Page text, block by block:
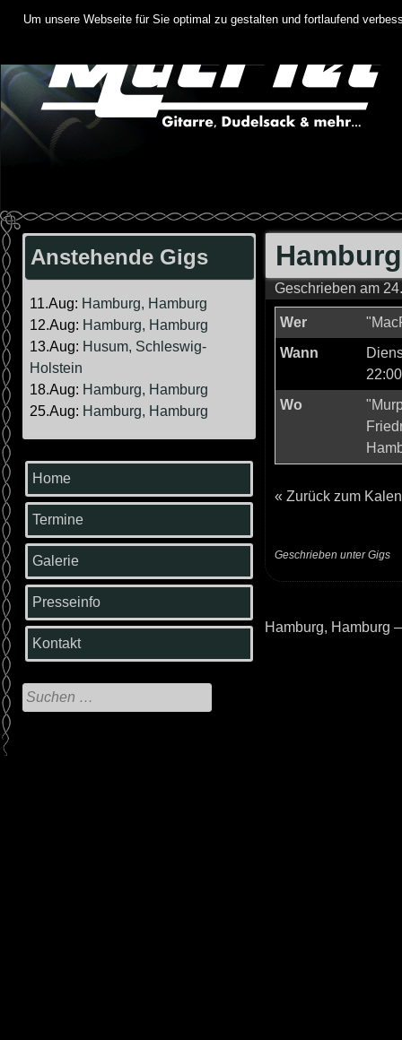
Anstehende Gigs
11.Aug: Hamburg, Hamburg
12.Aug: Hamburg, Hamburg
13.Aug: Husum, Schleswig-
Holstein
18.Aug: Hamburg, Hamburg
25.Aug: Hamburg, Hamburg
Home
Termine
Galerie
Presseinfo
Kontakt
Suche
nach:
Geschrieben am
Wer
Wann
22:00
Wo
« Zurück zum
Geschrieben unterGigs
Beitrags-
Hamburg, Hamburg
Um unsere Webseite für Sie optimal zu gestalten und fortlaufend